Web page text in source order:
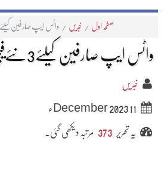
صفحہ اول / خبریں / واٹس ایپ صارفین کیلئے3نئےفیچرز متعارف
واٹس ایپ صارفین کیلئے3نئےفیچرز متعارف
خبریں
11 December 2023ء
یہ تحریر 373 مرتبہ دیکھی گئی۔